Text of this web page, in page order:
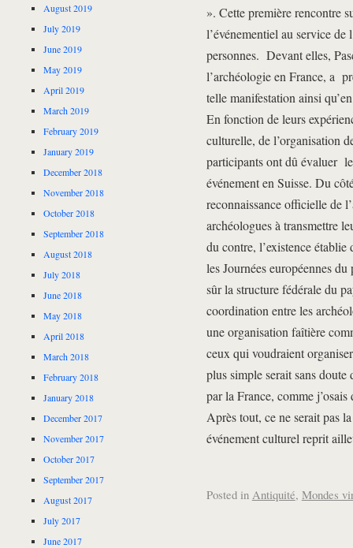
». Cette première rencontre
l’événementiel au service
personnes. Devant elles,
l’archéologie en France, a
telle manifestation ainsi
En fonction de leurs
culturelle, de l’organisation
participants ont dû évaluer
événement en Suisse. Du
reconnaissance officielle de
archéologues à transmettre
du contre, l’existence
les Journées européennes
sûr la structure fédérale du
coordination entre les
une organisation faîtière
ceux qui voudraient
plus simple serait sans
par la France, comme
Après tout, ce ne serait pas
événement culturel reprit
Posted in Antiquité, Mondes
August 2019
July 2019
June 2019
May 2019
April 2019
March 2019
February 2019
January 2019
December 2018
November 2018
October 2018
September 2018
August 2018
July 2018
June 2018
May 2018
April 2018
March 2018
February 2018
January 2018
December 2017
November 2017
October 2017
September 2017
August 2017
July 2017
June 2017